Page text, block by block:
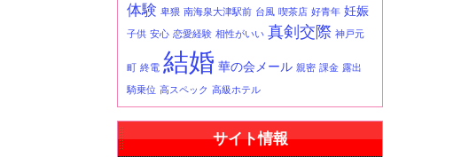
体験 卑猥 南海泉大津駅前 台風 喫茶店 好青年 妊娠
子供 安心 恋愛経験 相性がいい 真剣交際 神戸元
町 終電 結婚 華の会メール 親密 課金 露出
騎乗位 高スペック 高級ホテル
サイト情報